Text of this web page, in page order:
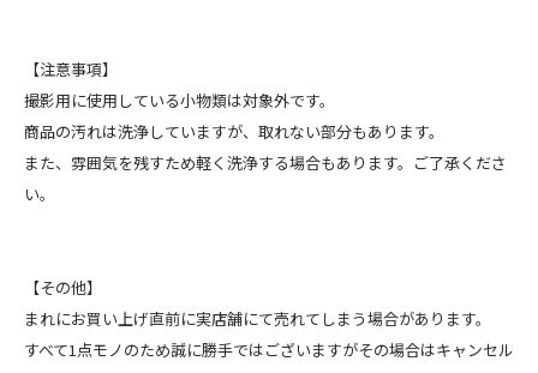
【注意事項】
撮影用に使用している小物類は対象外です。
商品の汚れは洗浄していますが、取れない部分もあります。
また、雰囲気を残すため軽く洗浄する場合もあります。ご了承くださ
い。
【その他】
まれにお買い上げ直前に実店舗にて売れてしまう場合があります。
すべて1点モノのため誠に勝手ではございますがその場合はキャンセル